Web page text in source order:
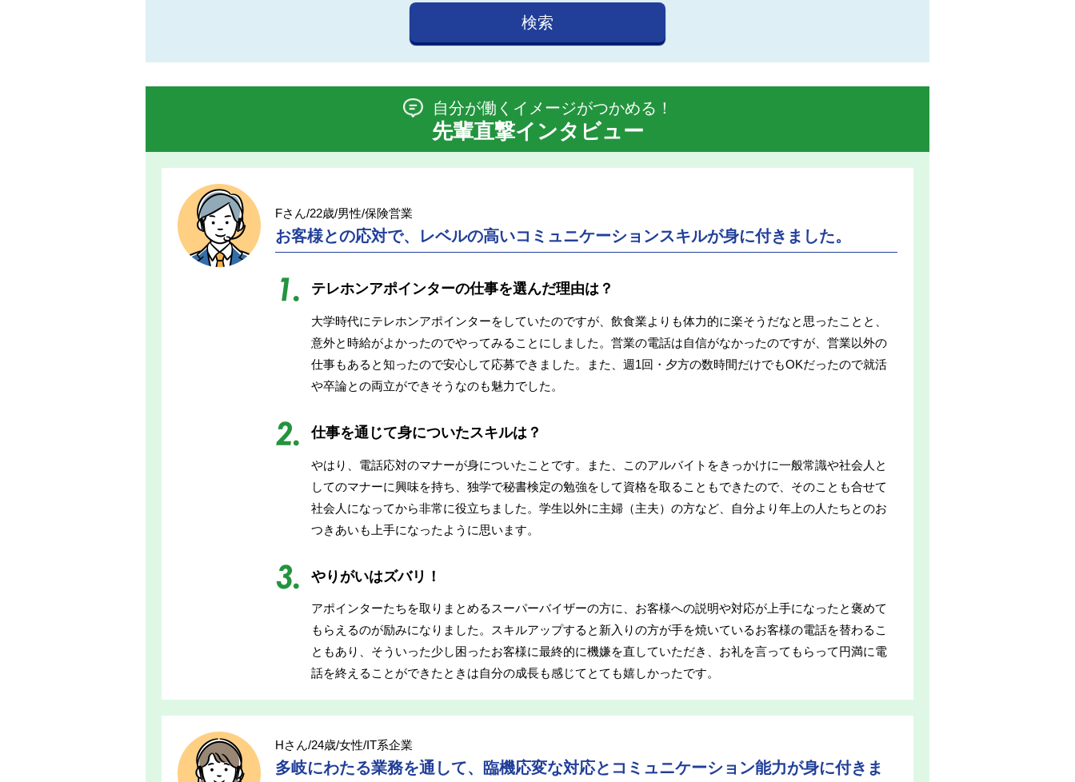
検索
自分が働くイメージがつかめる！
先輩直撃インタビュー
Fさん/22歳/男性/保険営業
お客様との応対で、レベルの高いコミュニケーションスキルが身に付きました。
テレホンアポインターの仕事を選んだ理由は？
大学時代にテレホンアポインターをしていたのですが、飲食業よりも体力的に楽そうだなと思ったことと、
意外と時給がよかったのでやってみることにしました。営業の電話は自信がなかったのですが、営業以外の
仕事もあると知ったので安心して応募できました。また、週1回・夕方の数時間だけでもOKだったので就活
や卒論との両立ができそうなのも魅力でした。
仕事を通じて身についたスキルは？
やはり、電話応対のマナーが身についたことです。また、このアルバイトをきっかけに一般常識や社会人と
してのマナーに興味を持ち、独学で秘書検定の勉強をして資格を取ることもできたので、そのことも合せて
社会人になってから非常に役立ちました。学生以外に主婦（主夫）の方など、自分より年上の人たちとのお
つきあいも上手になったように思います。
やりがいはズバリ！
アポインターたちを取りまとめるスーパーバイザーの方に、お客様への説明や対応が上手になったと褒めて
もらえるのが励みになりました。スキルアップすると新入りの方が手を焼いているお客様の電話を替わるこ
ともあり、そういった少し困ったお客様に最終的に機嫌を直していただき、お礼を言ってもらって円満に電
話を終えることができたときは自分の成長も感じてとても嬉しかったです。
Hさん/24歳/女性/IT系企業
多岐にわたる業務を通して、臨機応変な対応とコミュニケーション能力が身に付きま